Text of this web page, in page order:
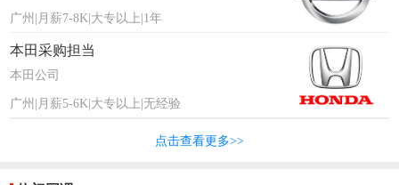
广州|月薪7-8K|大专以上|1年
本田采购担当
本田公司
广州|月薪5-6K|大专以上|无经验
点击查看更多>>